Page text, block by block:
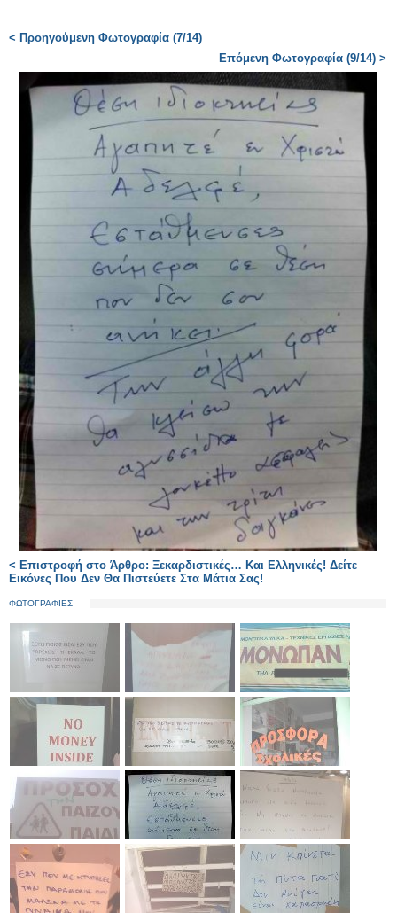
< Προηγούμενη Φωτογραφία (7/14)
Επόμενη Φωτογραφία (9/14) >
< Επιστροφή στο Άρθρο: Ξεκαρδιστικές… Και Ελληνικές! Δείτε
Εικόνες Που Δεν Θα Πιστεύετε Στα Μάτια Σας!
ΦΩΤΟΓΡΑΦΙΕΣ